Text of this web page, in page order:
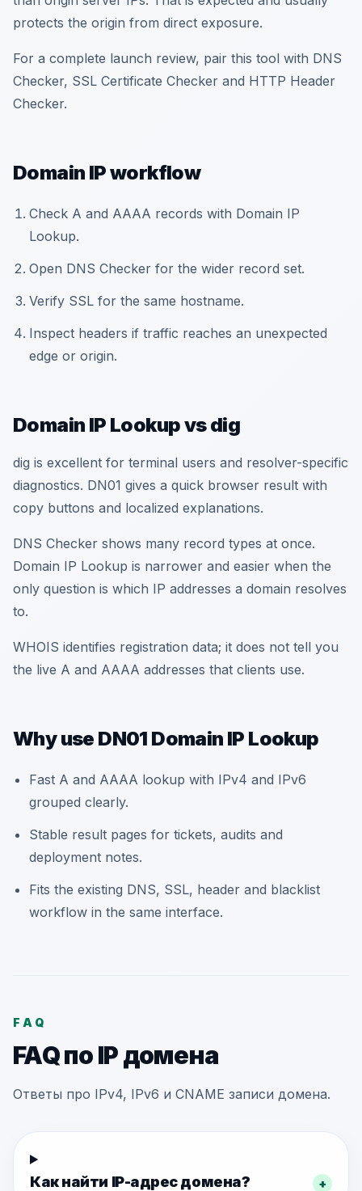
protects the origin from direct exposure.
For a complete launch review, pair this tool with DNS
Checker, SSL Certificate Checker and HTTP Header
Checker.
Domain IP workflow
Check A and AAAA records with Domain IP
Lookup.
Open DNS Checker for the wider record set.
Verify SSL for the same hostname.
Inspect headers if traffic reaches an unexpected
edge or origin.
Domain IP Lookup vs dig
dig is excellent for terminal users and resolver-specific
diagnostics. DN01 gives a quick browser result with
copy buttons and localized explanations.
DNS Checker shows many record types at once.
Domain IP Lookup is narrower and easier when the
only question is which IP addresses a domain resolves
to.
WHOIS identifies registration data; it does not tell you
the live A and AAAA addresses that clients use.
Why use DN01 Domain IP Lookup
Fast A and AAAA lookup with IPv4 and IPv6
grouped clearly.
Stable result pages for tickets, audits and
deployment notes.
Fits the existing DNS, SSL, header and blacklist
workflow in the same interface.
FAQ
FAQ по IP домена
Ответы про IPv4, IPv6 и CNAME записи домена.
Как найти IP-адрес домена? +